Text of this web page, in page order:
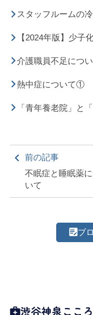
スタッフルームの
【2024年版】少子
介護職員不足につ
熱中症について①
「青年養老院」と
前の記事
不眠症と睡眠薬
いて
ブ
渋谷神泉ここ